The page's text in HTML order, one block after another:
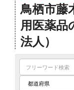
鳥栖市藤
用医薬品
法人）